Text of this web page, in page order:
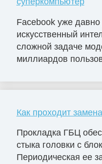
Facebook уже давно
искусственный
сложной задаче
миллиардов
Как проходит
Прокладка ГБЦ
стыка головки с
Периодическая ее